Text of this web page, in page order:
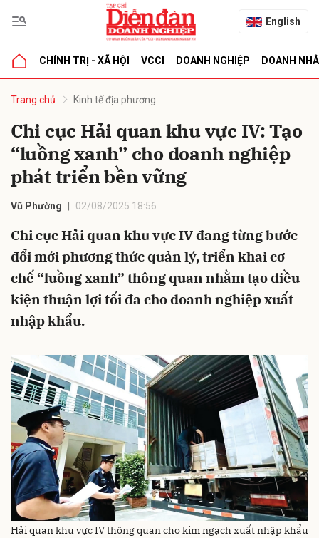
English
CHÍNH TRỊ - XÃ HỘI VCCI DOANH NGHIỆP DOANH
Trang chủ Kinh tế địa phương
Chi cục Hải quan khu vực IV: Tạo
“luồng xanh” cho doanh nghiệp
phát triển bền vững
Vũ Phường 02/08/2025 18:56
Chi cục Hải quan khu vực IV đang từng bước
đổi mới phương thức quản lý, triển khai cơ
chế “luồng xanh” thông quan nhằm tạo điều
kiện thuận lợi tối đa cho doanh nghiệp xuất
nhập khẩu.
Hải quan khu vực IV thông quan cho kim ngạch xuất nhập khẩu
luận
Hủy